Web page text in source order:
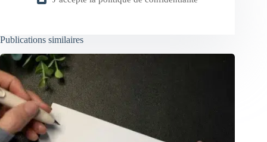
Publications similaires